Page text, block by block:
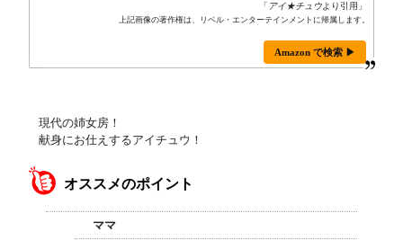
「 アイ★チュウより引用」
上記画像の著作権は、リベル・エンターテインメントに帰属します。
Amazon で検索 ▶
現代の姉女房！
献身にお仕えするアイチュウ！
オススメのポイント
ママ